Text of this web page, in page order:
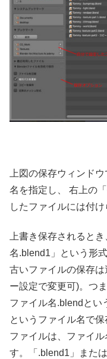
上図の保存ウィンド
名を指定し、 右上の
したファイルには付
上書き保存されると
名.blend1」という形
古いファイルの保存
ー設定で変更可)。つ
ファイル名.blendとい
というファイル名で
ファイルは、ファイ
す。「.blend1」また